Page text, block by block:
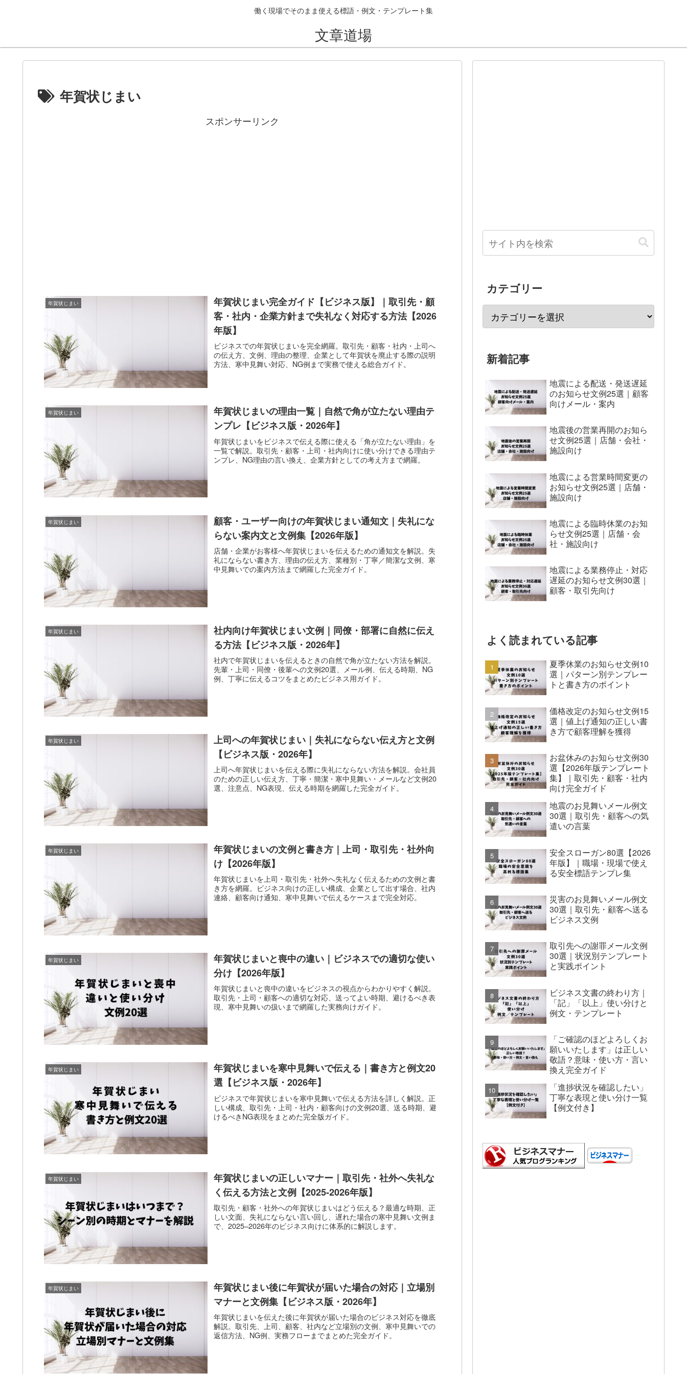
働く現場でそのまま使える標語・例文・テンプレート集
文章道場
年賀状じまい
スポンサーリンク
年賀状じまい
年賀状じまい完全ガイド【ビジネス版】｜取引先・顧
客・社内・企業方針まで失礼なく対応する方法【2026
年版】
ビジネスでの年賀状じまいを完全網羅。取引先・顧客・社内・上司へ
の伝え方、文例、理由の整理、企業として年賀状を廃止する際の説明
方法、寒中見舞い対応、NG例まで実務で使える総合ガイド。
年賀状じまい
年賀状じまいの理由一覧｜自然で角が立たない理由テ
ンプレ【ビジネス版・2026年】
年賀状じまいをビジネスで伝える際に使える「角が立たない理由」を
一覧で解説。取引先・顧客・上司・社内向けに使い分けできる理由テ
ンプレ、NG理由の言い換え、企業方針としての考え方まで網羅。
年賀状じまい
顧客・ユーザー向けの年賀状じまい通知文｜失礼にな
らない案内文と文例集【2026年版】
店舗・企業がお客様へ年賀状じまいを伝えるための通知文を解説。失
礼にならない書き方、理由の伝え方、業種別・丁寧／簡潔な文例、寒
中見舞いでの案内方法まで網羅した完全ガイド。
年賀状じまい
社内向け年賀状じまい文例｜同僚・部署に自然に伝え
る方法【ビジネス版・2026年】
社内で年賀状じまいを伝えるときの自然で角が立たない方法を解説。
先輩・上司・同僚・後輩への文例20選、メール例、伝える時期、NG
例、丁寧に伝えるコツをまとめたビジネス用ガイド。
年賀状じまい
上司への年賀状じまい｜失礼にならない伝え方と文例
【ビジネス版・2026年】
上司へ年賀状じまいを伝える際に失礼にならない方法を解説。会社員
のための正しい伝え方、丁寧・簡潔・寒中見舞い・メールなど文例20
選、注意点、NG表現、伝える時期を網羅した完全ガイド。
年賀状じまい
年賀状じまいの文例と書き方｜上司・取引先・社外向
け【2026年版】
年賀状じまいを上司・取引先・社外へ失礼なく伝えるための文例と書
き方を網羅。ビジネス向けの正しい構成、企業として出す場合、社内
連絡、顧客向け通知、寒中見舞いで伝えるケースまで完全対応。
年賀状じまい
年賀状じまいと喪中の違い｜ビジネスでの適切な使い
分け【2026年版】
年賀状じまいと喪中の違いをビジネスの視点からわかりやすく解説。
取引先・上司・顧客への適切な対応、送ってよい時期、避けるべき表
現、寒中見舞いの扱いまで網羅した実務向けガイド。
年賀状じまい
年賀状じまいを寒中見舞いで伝える｜書き方と例文20
選【ビジネス版・2026年】
ビジネスで年賀状じまいを寒中見舞いで伝える方法を詳しく解説。正
しい構成、取引先・上司・社内・顧客向けの文例20選、送る時期、避
けるべきNG表現をまとめた完全版ガイド。
年賀状じまい
年賀状じまいの正しいマナー｜取引先・社外へ失礼な
く伝える方法と文例【2025-2026年版】
取引先・顧客・社外への年賀状じまいはどう伝える？最適な時期、正
しい文面、失礼にならない言い回し、遅れた場合の寒中見舞い文例ま
で、2025–2026年のビジネス向けに体系的に解説します。
年賀状じまい
年賀状じまい後に年賀状が届いた場合の対応｜立場別
マナーと文例集【ビジネス版・2026年】
年賀状じまいを伝えた後に年賀状が届いた場合のビジネス対応を徹底
解説。取引先、上司、顧客、社内など立場別の文例、寒中見舞いでの
返信方法、NG例、実務フローまでまとめた完全ガイド。
カテゴリー
新着記事
地震による配送・発送遅延
のお知らせ文例25選｜顧客
向けメール・案内
地震後の営業再開のお知ら
せ文例25選｜店舗・会社・
施設向け
地震による営業時間変更の
お知らせ文例25選｜店舗・
施設向け
地震による臨時休業のお知
らせ文例25選｜店舗・会
社・施設向け
地震による業務停止・対応
遅延のお知らせ文例30選｜
顧客・取引先向け
よく読まれている記事
夏季休業のお知らせ文例10
選｜パターン別テンプレー
トと書き方のポイント
価格改定のお知らせ文例15
選｜値上げ通知の正しい書
き方で顧客理解を獲得
お盆休みのお知らせ文例30
選【2026年版テンプレート
集】｜取引先・顧客・社内
向け完全ガイド
地震のお見舞いメール例文
30選｜取引先・顧客への気
遣いの言葉
安全スローガン80選【2026
年版】｜職場・現場で使え
る安全標語テンプレ集
災害のお見舞いメール例文
30選｜取引先・顧客へ送る
ビジネス文例
取引先への謝罪メール文例
30選｜状況別テンプレート
と実践ポイント
ビジネス文書の終わり方｜
「記」「以上」使い分けと
例文・テンプレート
「ご確認のほどよろしくお
願いいたします」は正しい
敬語？意味・使い方・言い
換え完全ガイド
「進捗状況を確認したい」
丁寧な表現と使い分け一覧
【例文付き】